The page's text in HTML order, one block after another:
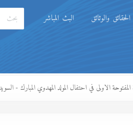
الحقائق والوثائق البث المباشر
الاولى في احتفال المولد المهدوي المبارك - السويد